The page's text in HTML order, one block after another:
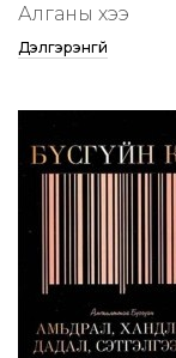
Алганы хээ
Дэлгэрэнгүй